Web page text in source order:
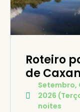
Roteiro
de
Setembro,
2026
noites